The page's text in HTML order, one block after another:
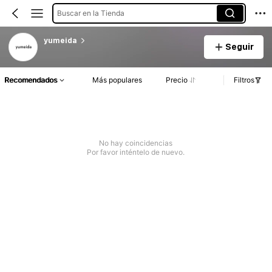
Buscar en la Tienda
yumeida
Seguir
Recomendados Más populares Precio Filtros
No hay coincidencias
Por favor inténtelo de nuevo.